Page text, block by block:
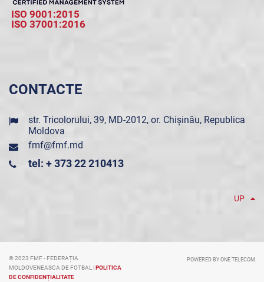
ISO 9001:2015
ISO 37001:2016
CONTACTE
str. Tricolorului, 39, MD-2012, or. Chișinău, Republica
Moldova
fmf@fmf.md
tel: + 373 22 210413
UP
© 2023 FMF - FEDERAȚIA
MOLDOVENEASCA DE FOTBAL |POLITICA
DE CONFIDENȚIALITATE
POWERED BY ONE TELECOM